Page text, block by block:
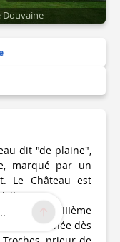
Douvaine
dit "de plaine",
marqué par un
Le Château est
pas.
datent du XIIIème
mentionnée dès